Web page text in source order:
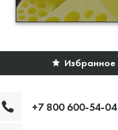
Избранное
+7 800 600-54-04